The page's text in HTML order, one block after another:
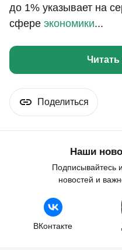
до 1% указывает на
сфере экономики...
Поделиться
Наши
Подписывайтесь
новостей и
ВКонтакте